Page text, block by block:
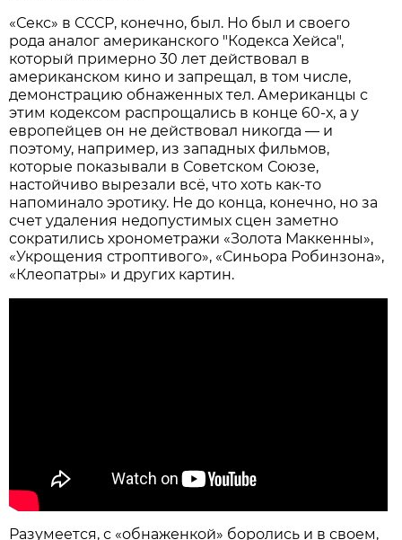
«Секс» в СССР, конечно, был. Но был и своего
рода аналог американского "Кодекса Хейса",
который примерно 30 лет действовал в
американском кино и запрещал, в том числе,
демонстрацию обнаженных тел. Американцы с
этим кодексом распрощались в конце 60-х, а у
европейцев он не действовал никогда — и
поэтому, например, из западных фильмов,
которые показывали в Советском Союзе,
настойчиво вырезали всё, что хоть как-то
напоминало эротику. Не до конца, конечно, но за
счет удаления недопустимых сцен заметно
сократились хронометражи «Золота Маккенны»,
«Укрощения строптивого», «Синьора Робинзона»,
«Клеопатры» и других картин.
Разумеется, с «обнаженкой» боролись и в своем,